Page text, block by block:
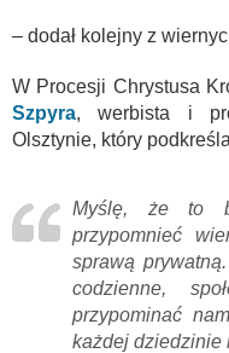
– dodał kolejny z
W Procesji Chrystusa
Szpyra, werbista i
Olsztynie, który
Myślę, że to
przypomnieć
sprawą
codzienne,
przypominać
każdej dziedzinie